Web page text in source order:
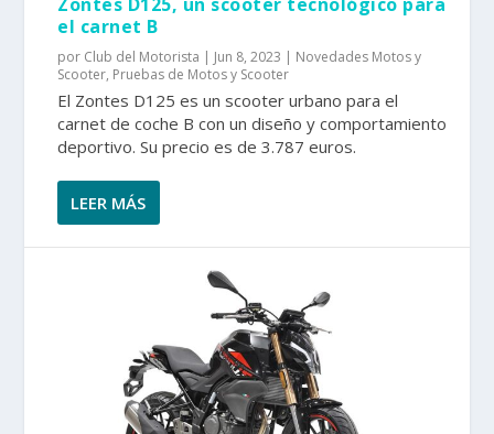
el carnet B
por Club del Motorista | Jun 8, 2023 | Novedades Motos y
Scooter, Pruebas de Motos y Scooter
El Zontes D125 es un scooter urbano para el
carnet de coche B con un diseño y comportamiento
deportivo. Su precio es de 3.787 euros.
LEER MÁS